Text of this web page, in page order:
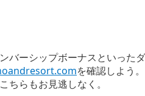
バーシップボーナスといった
を確認しよう
ちらもお見逃しなく。